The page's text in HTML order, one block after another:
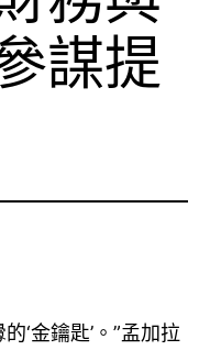
謀提
‘金鑰匙’。”孟加拉